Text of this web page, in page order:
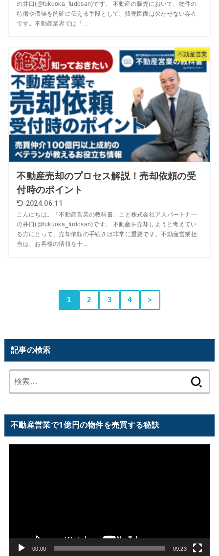
の井口(@fukuoka_fudosan)です。 不動産の販売において、物件の
特徴や価値を的確に伝える手段として、販売図面は欠かせない存在
です。不動産業界では「...
不動産営業
不動産売却のプロセス解説！売却依頼の受
付時のポイント
2024.06.11
こんにちは。「不動産営業の教科書」こと株式会社アスパートナ―
の井口(@fukuoka_fudosan)です。 不動産を売却しようと考えてい
る方にとって、売却依頼の手続きは非常に重要です。不動産営業担
当は、お客様の情報を十...
1 2 3 4 ＞
記事の検索
索:
不動産営業で1億円の物件を売買する秘訣
00:00 09:23